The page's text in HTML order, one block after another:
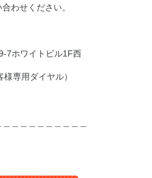
わせください。
7ホワイトビル1F西
専用ダイヤル）
＿＿＿＿＿＿＿＿＿